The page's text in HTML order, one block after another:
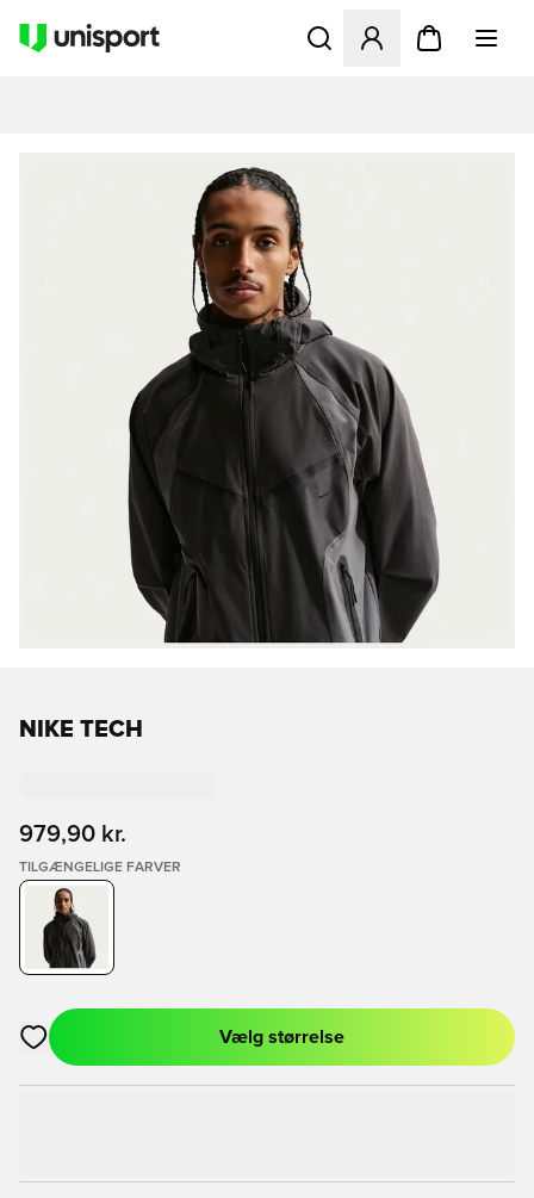
Åbner en Modal til at
NIKE TECH
979,90 kr.
TILGÆNGELIGE FARVER
Åbner en Modal til at logge ind eller tilmelde dig som medlem
Vælg størrelse